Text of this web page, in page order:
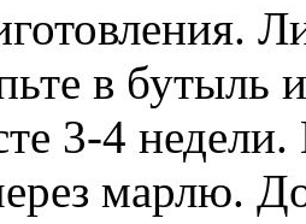
в бутыль
3-4 недели.
марлю.